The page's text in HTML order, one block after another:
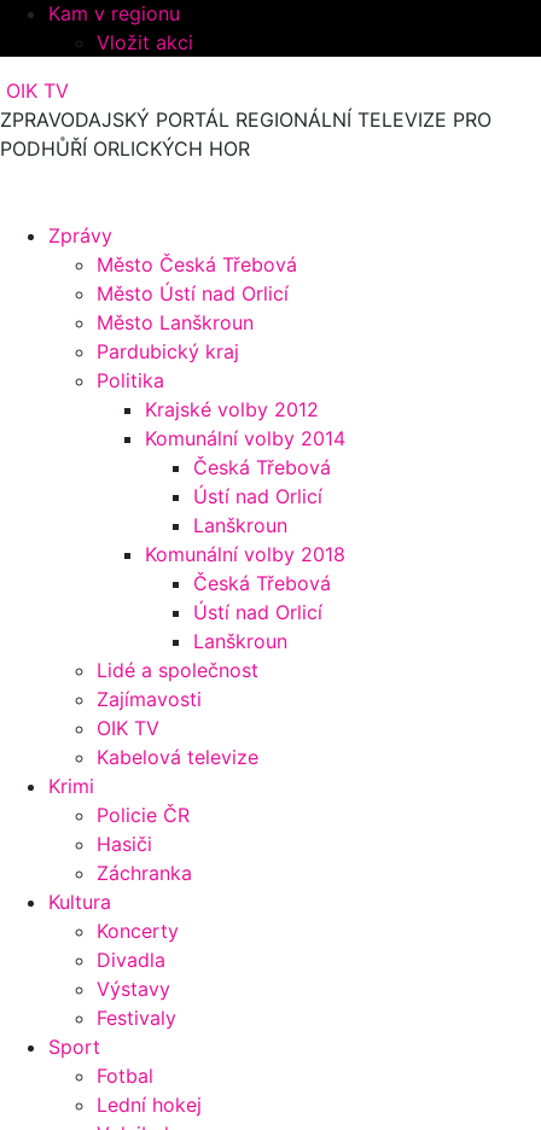
Kam v regionu
Vložit akci
OIK TV
ZPRAVODAJSKÝ PORTÁL REGIONÁLNÍ TELEVIZE PRO
PODHŮŘÍ ORLICKÝCH HOR
Zprávy
Město Česká Třebová
Město Ústí nad Orlicí
Město Lanškroun
Pardubický kraj
Politika
Krajské volby 2012
Komunální volby 2014
Česká Třebová
Ústí nad Orlicí
Lanškroun
Komunální volby 2018
Česká Třebová
Ústí nad Orlicí
Lanškroun
Lidé a společnost
Zajímavosti
OIK TV
Kabelová televize
Krimi
Policie ČR
Hasiči
Záchranka
Kultura
Koncerty
Divadla
Výstavy
Festivaly
Sport
Fotbal
Lední hokej